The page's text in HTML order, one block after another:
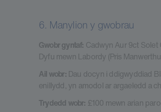
6. Manylion y gwobrau
Gwobr gyntaf: Cadwyn Aur 9ct Solet
Dyfu mewn Labordy (Pris
Ail wobr: Dau docyn i ddigwyddiad
enillydd, yn amodol ar argaeledd a
Trydedd wobr: £100 mewn arian